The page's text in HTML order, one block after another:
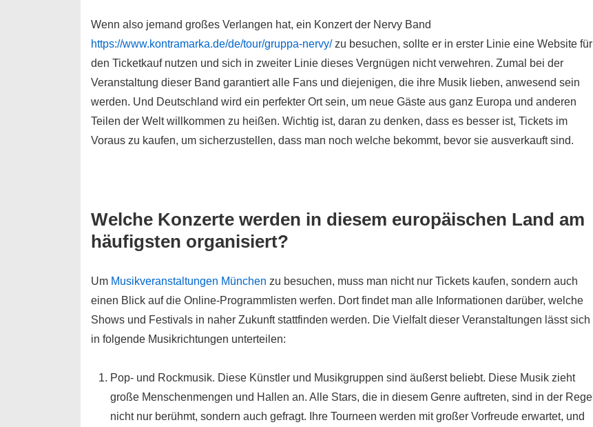
Wenn also jemand großes Verlangen hat, ein Konzert der Nervy Band
https://www.kontramarka.de/de/tour/gruppa-nervy/zu besuchen, sollte er in erster Linie eine Website für
den Ticketkauf nutzen und sich in zweiter Linie dieses Vergnügen nicht verwehren. Zumal bei der
Veranstaltung dieser Band garantiert alle Fans und diejenigen, die ihre Musik lieben, anwesend sein
werden. Und Deutschland wird ein perfekter Ort sein, um neue Gäste aus ganz Europa und anderen
Teilen der Welt willkommen zu heißen. Wichtig ist, daran zu denken, dass es besser ist, Tickets im
Voraus zu kaufen, um sicherzustellen, dass man noch welche bekommt, bevor sie ausverkauft sind.
Welche Konzerte werden in diesem europäischen Land am
häufigsten organisiert?
Um Musikveranstaltungen München zu besuchen, muss man nicht nur Tickets kaufen, sondern auch
einen Blick auf die Online-Programmlisten werfen. Dort findet man alle Informationen darüber, welche
Shows und Festivals in naher Zukunft stattfinden werden. Die Vielfalt dieser Veranstaltungen lässt sich
in folgende Musikrichtungen unterteilen:
Pop- und Rockmusik. Diese Künstler und Musikgruppen sind äußerst beliebt. Diese Musik zieht
große Menschenmengen und Hallen an. Alle Stars, die in diesem Genre auftreten, sind in der Regel
nicht nur berühmt, sondern auch gefragt. Ihre Tourneen werden mit großer Vorfreude erwartet, und